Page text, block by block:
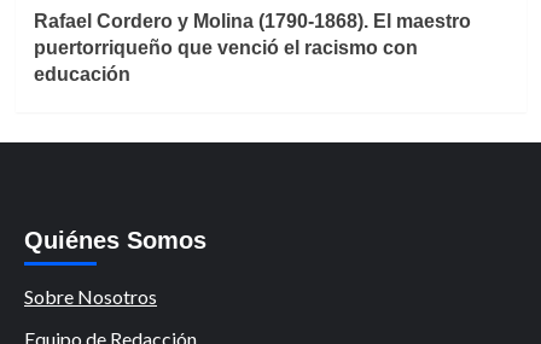
Rafael Cordero y Molina (1790-1868). El maestro
puertorriqueño que venció el racismo con
educación
Quiénes Somos
Sobre Nosotros
Equipo de Redacción